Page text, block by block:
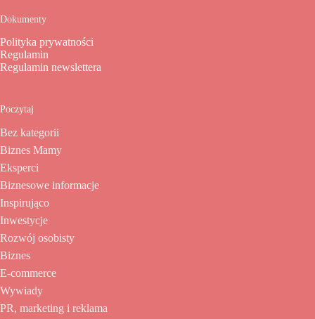
Dokumenty
Polityka prywatności
Regulamin
Regulamin newslettera
Poczytaj
Bez kategorii
Biznes Mamy
Eksperci
Biznesowe informacje
Inspirująco
Inwestycje
Rozwój osobisty
Biznes
E-commerce
Wywiady
PR, marketing i reklama